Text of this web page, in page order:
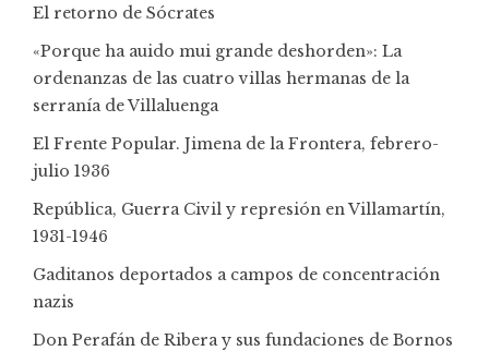
El retorno de Sócrates
«Porque ha auido mui grande deshorden»: La
ordenanzas de las cuatro villas hermanas de la
serranía de Villaluenga
El Frente Popular. Jimena de la Frontera, febrero-
julio 1936
República, Guerra Civil y represión en Villamartín,
1931-1946
Gaditanos deportados a campos de concentración
nazis
Don Perafán de Ribera y sus fundaciones de Bornos